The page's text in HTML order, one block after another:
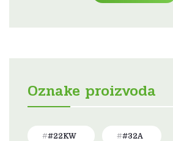
Oznake proizvoda
#22KW #32A